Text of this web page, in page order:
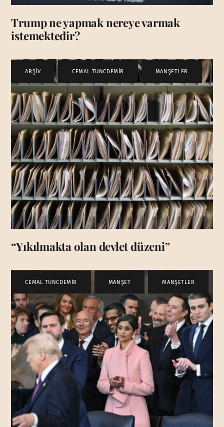
Trump ne yapmak nereye varmak
istemektedir?
ARŞİV CEMAL TUNCDEMİR , MANŞETLER
“Yıkılmakta olan devlet düzeni”
CEMAL TUNCDEMİR MANŞET MANŞETLER